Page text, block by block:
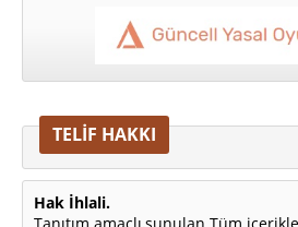
TELİF HAKKI
Hak İhlali.